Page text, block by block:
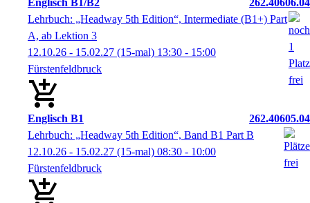
Englisch B1/B2
262.40606.04
Lehrbuch: „Headway 5th Edition“, Intermediate (B1+) Part
A, ab Lektion 3
12.10.26 - 15.02.27 (15-mal) 13:30 - 15:00
Fürstenfeldbruck
Englisch B1
262.40605.04
Lehrbuch: „Headway 5th Edition“, Band B1 Part B
12.10.26 - 15.02.27 (15-mal) 08:30 - 10:00
Fürstenfeldbruck